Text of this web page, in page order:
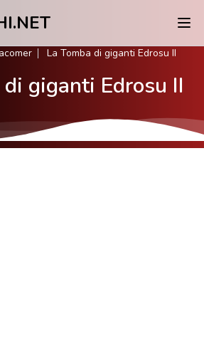
La Tomba di giganti Edrosu II
giganti Edrosu II